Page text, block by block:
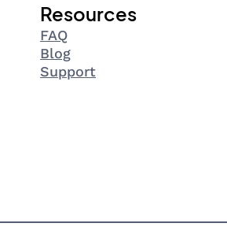
Resources
FAQ
Blog
Support